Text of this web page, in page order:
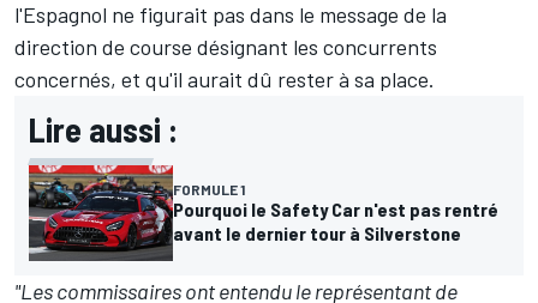
l'Espagnol ne figurait pas dans le message de la
direction de course désignant les concurrents
concernés, et qu'il aurait dû rester à sa place.
Lire aussi :
FORMULE 1
Pourquoi le Safety Car n'est pas rentré
avant le dernier tour à Silverstone
"Les commissaires ont entendu le représentant de